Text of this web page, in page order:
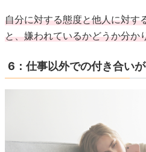
自分に対する態度と他人に対す
と、嫌われているかどうか分か
6：仕事以外での付き合い